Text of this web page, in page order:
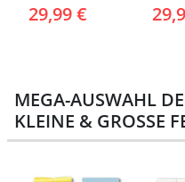
Overall, Orange -
29,99 €
MEGA-AUSWAHL
KLEINE & GROSSE